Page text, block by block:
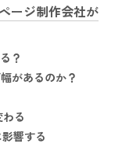
ージ制作会社が
？
があるのか？
る
響する